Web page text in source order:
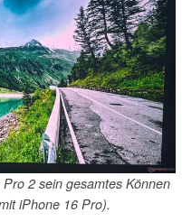
2 sein gesamtes Können
iPhone 16 Pro).